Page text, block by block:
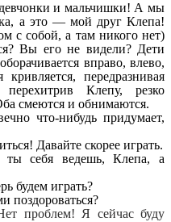
и мальчишки! А мы
а это — мой друг Клепа!
с собой, а там никого нет)
Вы его не видели? Дети
вправо, влево,
передразнивая
Клепу, резко
смеются и обнимаются.
что-нибудь придумает,
Давайте скорее играть.
себя ведешь, Клепа, а
будем играть?
поздороваться?
проблем! Я сейчас буду